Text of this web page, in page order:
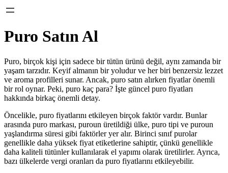
Puro Satın Al
Puro, birçok kişi için sadece bir tütün ürünü değil, aynı zamanda bir
yaşam tarzıdır. Keyif almanın bir yoludur ve her biri benzersiz lezzet
ve aroma profilleri sunar. Ancak, puro satın alırken fiyatlar önemli
bir rol oynar. Peki, puro kaç para? İşte güncel puro fiyatları
hakkında birkaç önemli detay.
Öncelikle, puro fiyatlarını etkileyen birçok faktör vardır. Bunlar
arasında puro markası, puroun üretildiği ülke, puro tipi ve puroun
yaşlandırma süresi gibi faktörler yer alır. Birinci sınıf purolar
genellikle daha yüksek fiyat etiketlerine sahiptir, çünkü genellikle
daha kaliteli tütünler kullanılarak el yapımı olarak üretilirler. Ayrıca,
bazı ülkelerde vergi oranları da puro fiyatlarını etkileyebilir.